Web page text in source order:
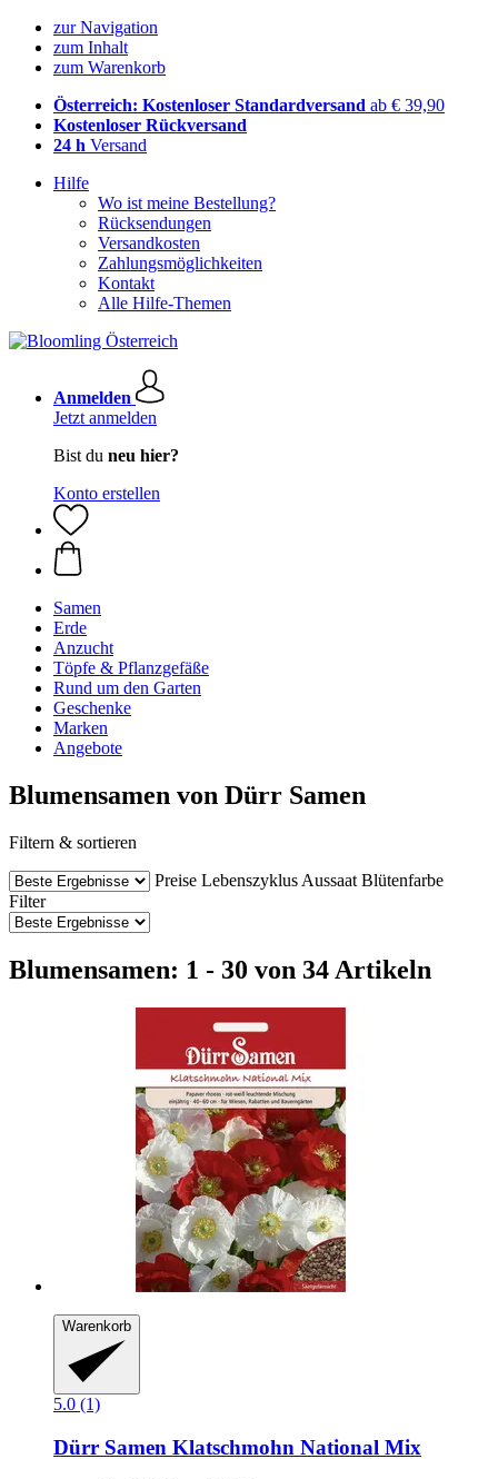
zur Navigation
zum Inhalt
zum Warenkorb
Österreich: Kostenloser Standardversand ab € 39,90
Kostenloser Rückversand
24 h Versand
Hilfe
Wo ist meine Bestellung?
Rücksendungen
Versandkosten
Zahlungsmöglichkeiten
Kontakt
Alle Hilfe-Themen
Anmelden
Jetzt anmelden
Bist du neu hier?
Konto erstellen
Samen
Erde
Anzucht
Töpfe & Pflanzgefäße
Rund um den Garten
Geschenke
Marken
Angebote
Blumensamen von Dürr Samen
Filtern & sortieren
Preise Lebenszyklus Aussaat Blütenfarbe
Filter
Blumensamen: 1 - 30 von 34 Artikeln
Warenkorb
5.0 (1)
Dürr Samen Klatschmohn National Mix